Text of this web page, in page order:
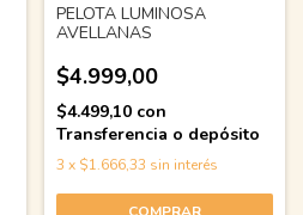
PELOTA LUMINOSA
AVELLANAS
$4.999,00
$4.499,10 con
Transferencia o depósito
3 x $1.666,33 sin interés